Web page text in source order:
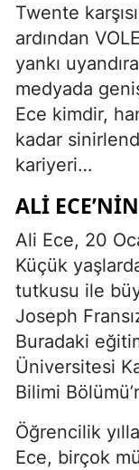
Twente
ardından
yankı
medyada
Ece kimdir,
kadar
kariyeri…
ALI
Ali Ece, 20
Küçük
tutkusu ile
Joseph
Buradaki
Üniversitesi
Bilimi
Öğrencilik
Ece, birçok